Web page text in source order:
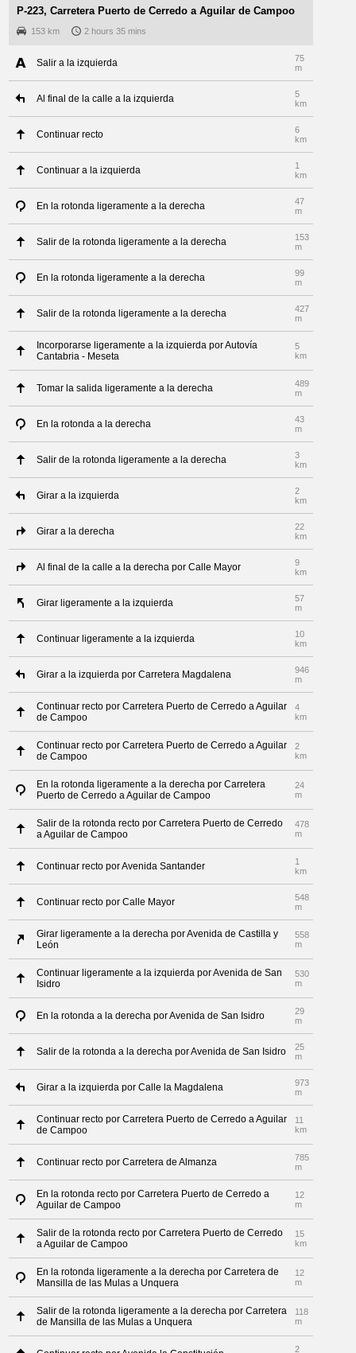
P-223, Carretera Puerto de Cerredo a Aguilar de Campoo
153 km 2 hours 35 mins
Salir a la izquierda
75
m
Al final de la calle a la izquierda
5
km
Continuar recto
6
km
Continuar a la izquierda
1
km
En la rotonda ligeramente a la derecha
47
m
Salir de la rotonda ligeramente a la derecha
153
m
En la rotonda ligeramente a la derecha
99
m
Salir de la rotonda ligeramente a la derecha
427
m
Incorporarse ligeramente a la izquierda por Autovía
Cantabria - Meseta
5
km
Tomar la salida ligeramente a la derecha
489
m
En la rotonda a la derecha
43
m
Salir de la rotonda ligeramente a la derecha
3
km
Girar a la izquierda
2
km
Girar a la derecha
22
km
Al final de la calle a la derecha por Calle Mayor
9
km
Girar ligeramente a la izquierda
57
m
Continuar ligeramente a la izquierda
10
km
Girar a la izquierda por Carretera Magdalena
946
m
Continuar recto por Carretera Puerto de Cerredo a Aguilar
de Campoo
4
km
Continuar recto por Carretera Puerto de Cerredo a Aguilar
de Campoo
2
km
En la rotonda ligeramente a la derecha por Carretera
Puerto de Cerredo a Aguilar de Campoo
24
m
Salir de la rotonda recto por Carretera Puerto de Cerredo
a Aguilar de Campoo
478
m
Continuar recto por Avenida Santander
1
km
Continuar recto por Calle Mayor
548
m
Girar ligeramente a la derecha por Avenida de Castilla y
León
558
m
Continuar ligeramente a la izquierda por Avenida de San
Isidro
530
m
En la rotonda a la derecha por Avenida de San Isidro
29
m
Salir de la rotonda a la derecha por Avenida de San Isidro
25
m
Girar a la izquierda por Calle la Magdalena
973
m
Continuar recto por Carretera Puerto de Cerredo a Aguilar
de Campoo
11
km
Continuar recto por Carretera de Almanza
785
m
En la rotonda recto por Carretera Puerto de Cerredo a
Aguilar de Campoo
12
m
Salir de la rotonda recto por Carretera Puerto de Cerredo
a Aguilar de Campoo
15
km
En la rotonda ligeramente a la derecha por Carretera de
Mansilla de las Mulas a Unquera
12
m
Salir de la rotonda ligeramente a la derecha por Carretera
de Mansilla de las Mulas a Unquera
118
m
2